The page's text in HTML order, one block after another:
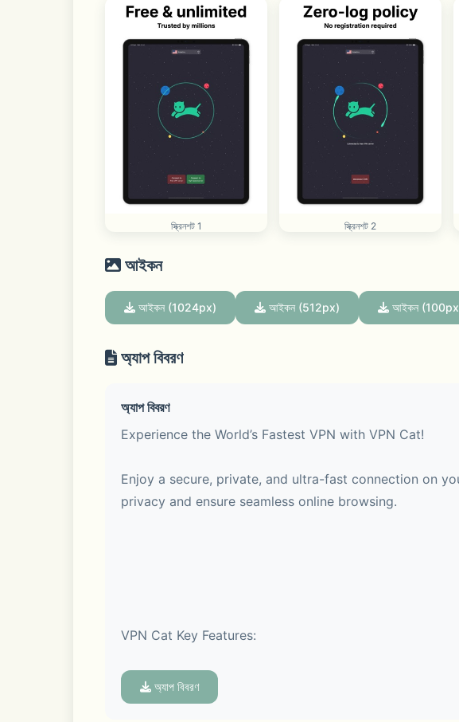
স্ক্রিনশট 1 স্ক্রিনশট 2
আইকন
আইকন (1024px) আইকন (512px) আইকন
অ্যাপ বিবরণ
অ্যাপ বিবরণ
Experience the World’s Fastest VPN with VPN Cat!
Enjoy a secure, private, and ultra-fast connection on
privacy and ensure seamless online browsing.
VPN Cat Key Features:
- Reliable Connections: Powered by an advanced VPN
wherever you are. Explore the internet without
অ্যাপ বিবরণ